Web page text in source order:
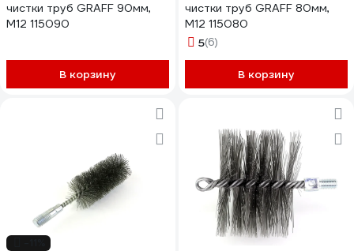
чистки труб GRAFF 90мм,
М12 115090
В корзину
чистки труб GRAFF 80мм,
М12 115080
5(6)
В корзину